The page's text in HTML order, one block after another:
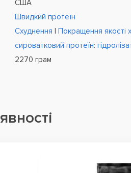
США
Швидкий протеїн
Схуднення | Покращення якості
сироватковий протеїн:
2270 грам